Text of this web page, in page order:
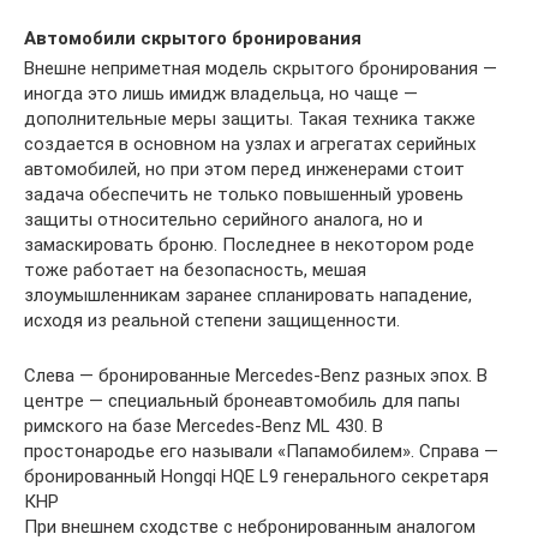
Автомобили скрытого бронирования
Внешне неприметная модель скрытого бронирования —
иногда это лишь имидж владельца, но чаще —
дополнительные меры защиты. Такая техника также
создается в основном на узлах и агрегатах серийных
автомобилей, но при этом перед инженерами стоит
задача обеспечить не только повышенный уровень
защиты относительно серийного аналога, но и
замаскировать броню. Последнее в некотором роде
тоже работает на безопасность, мешая
злоумышленникам заранее спланировать нападение,
исходя из реальной степени защищенности.
Слева — бронированные Mercedes-Benz разных эпох. В
центре — специальный бронеавтомобиль для папы
римского на базе Mercedes-Benz ML 430. В
простонародье его называли «Папамобилем». Справа —
бронированный Hongqi HQE L9 генерального секретаря
КНР
При внешнем сходстве с небронированным аналогом